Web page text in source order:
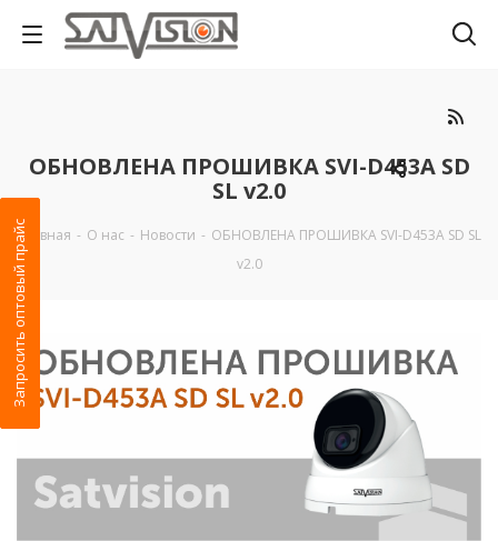
ОБНОВЛЕНА ПРОШИВКА SVI-D453A SD
SL v2.0
Главная - О нас - Новости - ОБНОВЛЕНА ПРОШИВКА SVI-D453A SD SL
v2.0
Запросить оптовый прайс